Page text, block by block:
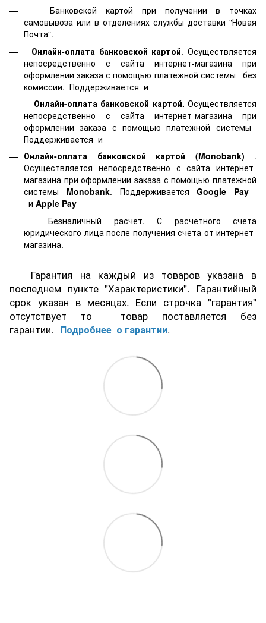
Банковской картой при получении в точках
самовывоза или в отделениях службы доставки "Новая
Почта".
Онлайн-оплата банковской картой. Осуществляется
непосредственно с сайта интернет-магазина при
оформлении заказа с помощью платежной системы
без
комиссии. Поддерживается и
Онлайн-оплата банковской картой. Осуществляется
непосредственно с сайта интернет-магазина при
оформлении заказа с помощью платежной системы
Поддерживается и
Онлайн-оплата банковской картой
(Monobank) .
Осуществляется непосредственно с сайта интернет-
магазина при оформлении заказа с помощью платежной
системы Monobank. ПоддерживаетсяGoogle Pay
и Apple Pay
Безналичный расчет. С расчетного счета
юридического лица после получения счета от интернет-
магазина.
Гарантия на каждый из товаров указана в
последнем пункте "Характеристики". Гарантийный
срок указан в месяцах. Если строчка "гарантия"
отсутствует то товар поставляется без
гарантии. Подробнее о гарантии.